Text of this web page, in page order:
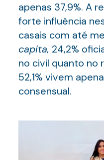
apenas 37,9%. A
forte influência
casais com até
capita, 24,2%
no civil quanto no
52,1% vivem
consensual.